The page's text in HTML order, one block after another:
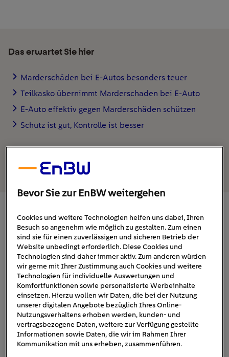
Das erwartet Sie hier
Marderschäden bei E-Autos besonders teuer
Teilkasko übernimmt Marderschaden bei E-Auto
E-Auto effektiv gegen Marderschäden schützen
Schutz ist gut, Kontrolle ist besser
Marderschäden bei E-Autos besonders
teuer
Elektrofahrzeuge sind technisch gesehen anders
aufgebaut als Verbrenner. DerHauptkabelstrang, der
zentrale elektrische Verbindungen wie die
Ladesteckdose, den Gleichrichter und die Batterie
miteinander verbindet, ist bei Elektroautosbesonders
aufwendig isoliertund oft an schwer zugänglichen
Stellen verbaut. Dies soll auch verhindern, dass Marder
im E-Auto Schaden anrichten.
Bevor Sie zur EnBW weitergehen
Cookies und weitere Technologien helfen uns dabei, Ihren
Besuch so angenehm wie möglich zu gestalten. Zum einen
sind sie für einen zuverlässigen und sicheren Betrieb der
Website unbedingt erforderlich. Diese Cookies und
Technologien sind daher immer aktiv. Zum anderen würden
wir gerne mit Ihrer Zustimmung auch Cookies und weitere
Technologien für individuelle Auswertungen und
Komfortfunktionen sowie personalisierte Werbeinhalte
einsetzen. Hierzu wollen wir Daten, die bei der Nutzung
unserer digitalen Angebote bezüglich Ihres Online-
Nutzungsverhaltens erhoben werden, kunden- und
vertragsbezogene Daten, weitere zur Verfügung gestellte
Informationen sowie Daten, die wir im Rahmen Ihrer
Kommunikation mit uns erheben, zusammenführen.